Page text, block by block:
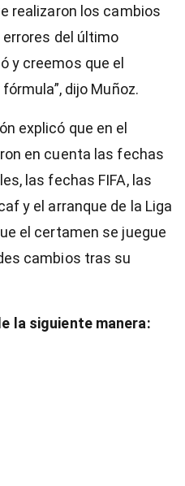
realizaron los cambios
del último
y creemos que el
dijo Muñoz.
explicó que en el
en cuenta las fechas
las fechas FIFA, las
y el arranque de la Liga
el certamen se juegue
cambios tras su
la siguiente manera: